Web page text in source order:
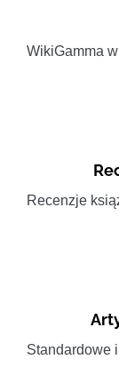
WikiGamma
Recenzje
Standardowe